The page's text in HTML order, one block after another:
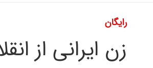
رایگان
زن ایرانی از